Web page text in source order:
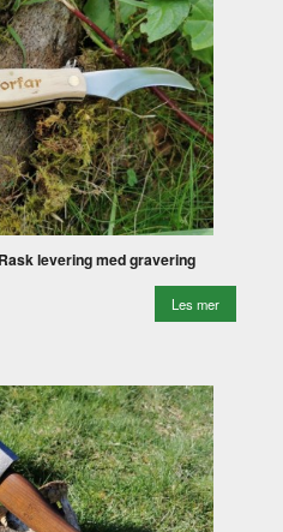
levering med gravering
Les mer